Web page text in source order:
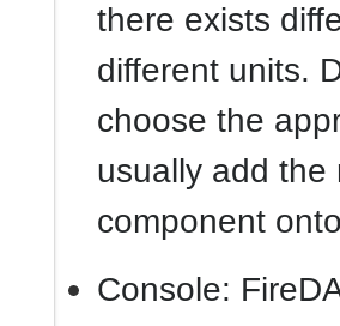
there exists
different units.
choose the
usually add the
component
Console: